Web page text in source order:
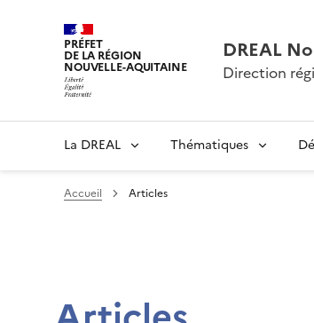
PRÉFET
DE LA RÉGION
NOUVELLE-AQUITAINE
DREAL
Direction
La DREAL Thématiques
Accueil Articles